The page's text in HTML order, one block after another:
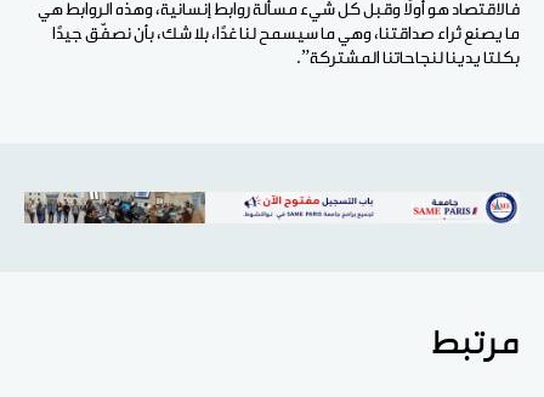
فالاقتصاد هو أولًا وقبل كل شيء مسألة روابط إنسانية، وهذه الروابط هي
ما يصنع ثراء صداقتنا، وهي ما سيسمح لنا غدًا، بلا شك، بأن نصفّق جيدًا
بكلتا يدينا لنجاحاتنا المشتركة”.
مرتبط